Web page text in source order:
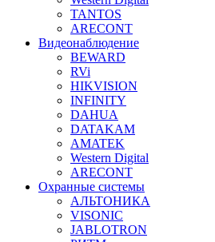
TANTOS
ARECONT
Видеонаблюдение
BEWARD
RVi
HIKVISION
INFINITY
DAHUA
DATAKAM
AMATEK
Western Digital
ARECONT
Охранные системы
АЛЬТОНИКА
VISONIC
JABLOTRON